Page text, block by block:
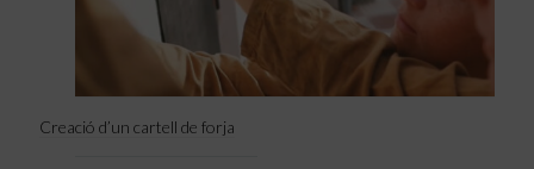
Creació d’un cartell de forja